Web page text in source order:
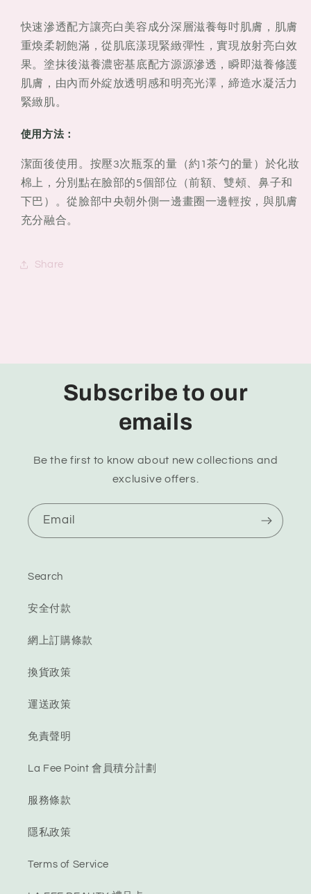
豐
盈
保
濕
滲
乳
豐
盈
保
濕
快速滲透配方讓亮白美容成分深層滋養每吋肌膚，肌膚
重煥柔韌飽滿，從肌底漾現緊緻彈性，實現放射亮白效
果。塗抹後滋養濃密基底配方源源滲透，瞬即滋養修護
肌膚，由內而外綻放透明感和明亮光澤，締造水凝活力
緊緻肌。
使用方法：
潔面後使用。按壓3次瓶泵的量（約1茶勺的量）於化妝
棉上，分別點在臉部的5個部位（前額、雙頰、鼻子和
下巴）。從臉部中央朝外側一邊畫圈一邊輕按，與肌膚
充分融合。
Share
Subscribe to our
emails
Be the first to know about new collections and
exclusive offers.
Email
Search
安全付款
網上訂購條款
換貨政策
運送政策
免責聲明
La Fee Point 會員積分計劃
服務條款
隱私政策
Terms of Service